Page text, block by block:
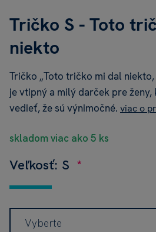
Tričko S - Toto
niekto
Tričko „Toto tričko mi dal
je vtipný a milý darček pre ženy,
vedieť, že sú výnimočné. viac o
skladom viac ako 5 ks
Veľkosť: S
Vyberte